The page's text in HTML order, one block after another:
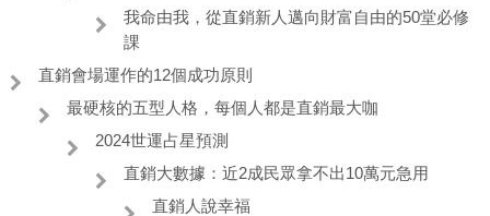
我命由我，從直銷新人邁向財富自由的50堂必修
課
直銷會場運作的12個成功原則
最硬核的五型人格，每個人都是直銷最大咖
2024世運占星預測
直銷大數據：近2成民眾拿不出10萬元急用
直銷人說幸福